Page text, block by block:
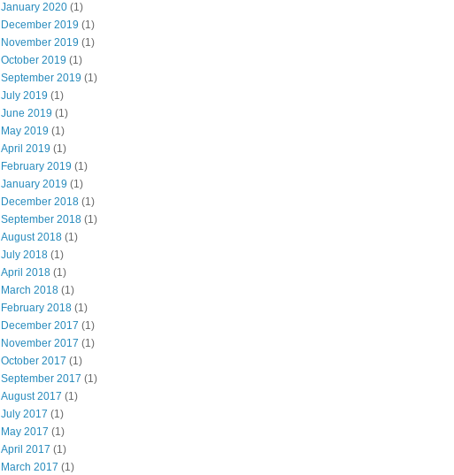
January 2020 (1)
December 2019 (1)
November 2019 (1)
October 2019 (1)
September 2019 (1)
July 2019 (1)
June 2019 (1)
May 2019 (1)
April 2019 (1)
February 2019 (1)
January 2019 (1)
December 2018 (1)
September 2018 (1)
August 2018 (1)
July 2018 (1)
April 2018 (1)
March 2018 (1)
February 2018 (1)
December 2017 (1)
November 2017 (1)
October 2017 (1)
September 2017 (1)
August 2017 (1)
July 2017 (1)
May 2017 (1)
April 2017 (1)
March 2017 (1)